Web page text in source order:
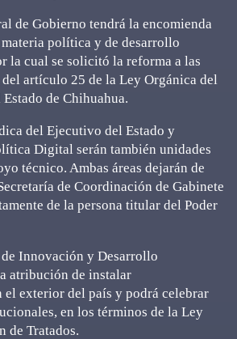
de Gobierno tendrá la encomienda
política y de desarrollo
la cual se solicitó la reforma a las
artículo 25 de la Ley Orgánica del
de Chihuahua.
del Ejecutivo del Estado y
Digital serán también unidades
técnico. Ambas áreas dejarán de
de Coordinación de Gabinete
de la persona titular del Poder
Innovación y Desarrollo
atribución de instalar
el exterior del país y podrá celebrar
en los términos de la Ley
de Tratados.